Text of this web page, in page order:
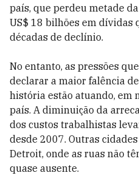
país, que perdeu metade
US$ 18 bilhões em dívidas
décadas de declínio.
No entanto, as pressões
declarar a maior falência
história estão atuando, em
país. A diminuição da
dos custos trabalhistas
desde 2007. Outras
Detroit, onde as ruas não
quase ausente.